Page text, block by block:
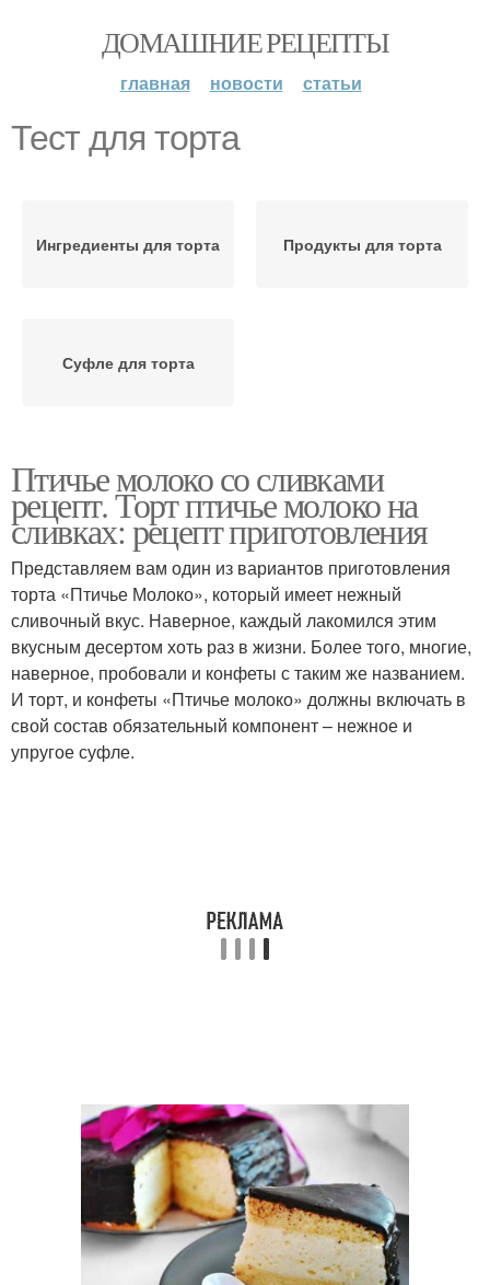
ДОМАШНИЕ РЕЦЕПТЫ
главная новости статьи
Тест для торта
Ингредиенты для торта Продукты для торта
Суфле для торта
Птичье молоко со сливками
рецепт. Торт птичье молоко на
сливках: рецепт приготовления
Представляем вам один из вариантов приготовления
торта «Птичье Молоко», который имеет нежный
сливочный вкус. Наверное, каждый лакомился этим
вкусным десертом хоть раз в жизни. Более того, многие,
наверное, пробовали и конфеты с таким же названием.
И торт, и конфеты «Птичье молоко» должны включать в
свой состав обязательный компонент – нежное и
упругое суфле.